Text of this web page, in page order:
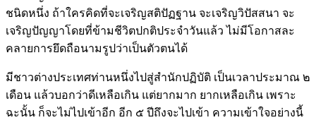
ชนิดหนึ่ง ถ้าใครคิดที่จะเจริญสติปัฏฐาน จะเจริญวิปัสสนา จะ
เจริญปัญญาโดยที่ข้ามชีวิตปกติประจำวันแล้ว ไม่มีโอกาสละ
คลายการยึดถือนามรูปว่าเป็นตัวตนได้
มีชาวต่างประเทศท่านหนึ่งไปสู่สำนักปฏิบัติ เป็นเวลาประมาณ ๒
เดือน แล้วบอกว่าดีเหลือเกิน แต่ยากมาก ยากเหลือเกิน เพราะ
ฉะนั้น ก็จะไม่ไปเข้าอีก อีก ๕ ปีถึงจะไปเข้า ความเข้าใจอย่างนี้